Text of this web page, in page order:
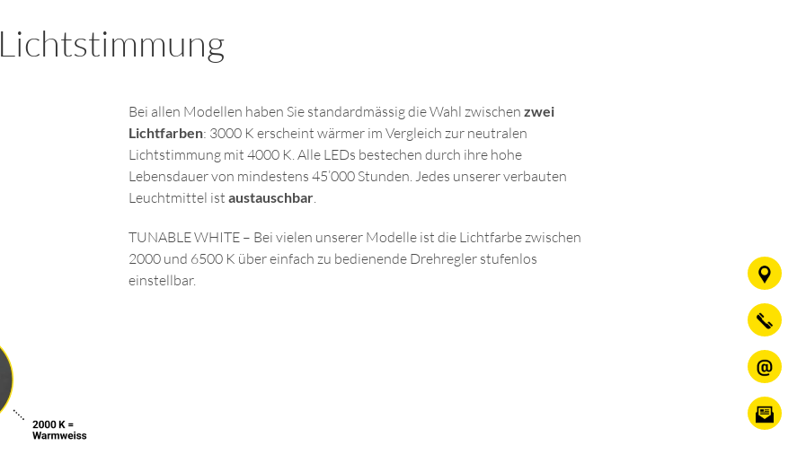
Lichtstimmung
Bei allen Modellen haben Sie standardmässig die Wahl zwischen zwei
Lichtfarben: 3000 K erscheint wärmer im Vergleich zur neutralen
Lichtstimmung mit 4000 K. Alle LEDs bestechen durch ihre hohe
Lebensdauer von mindestens 45’000 Stunden. Jedes unserer verbauten
Leuchtmittel ist austauschbar.
TUNABLE WHITE – Bei vielen unserer Modelle ist die Lichtfarbe zwischen
2000 und 6500 K über einfach zu bedienende Drehregler stufenlos
einstellbar.